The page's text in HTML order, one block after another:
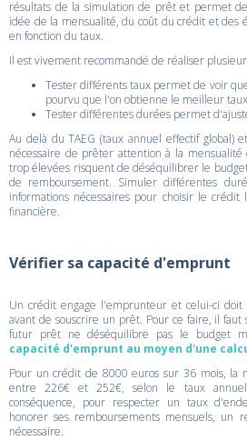
résultats de la simulation de prêt et permet
idée de la mensualité, du coût du crédit et des
en fonction du taux.
Il est vivement recommandé de réaliser
Tester différents taux permet de voir
pourvu que l'on obtienne le meilleur
Tester différentes durées permet
Au delà du TAEG (taux annuel effectif global)
nécessaire de prêter attention à la mensualité
trop élevées risquent de déséquilibrer le
de remboursement. Simuler différentes
informations nécessaires pour choisir le
financière.
Vérifier sa capacité d'emprunt
Un crédit engage l'emprunteur et celui-ci
avant de souscrire un prêt. Pour ce faire, il
futur prêt ne déséquilibre pas le budget
capacité d'emprunt au moyen d'une
Pour un crédit de 8000 euros sur 36 mois, la
entre 226€ et 252€, selon le taux
conséquence, pour respecter un taux
honorer ses remboursements mensuels, un
nécessaire.